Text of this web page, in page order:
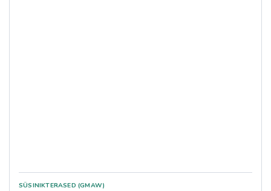
SÜSINIKTERASED (GMAW)